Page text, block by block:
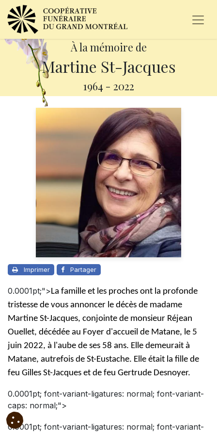
À la mémoire de
Martine St-Jacques
1964 - 2022
Imprimer Partager
0.0001pt;">La famille et les proches ont la profonde
tristesse de vous annoncer le décès de madame
Martine St-Jacques, conjointe de monsieur Réjean
Ouellet, décédée au Foyer d'accueil de Matane, le 5
juin 2022, à l'aube de ses 58 ans. Elle demeurait à
Matane, autrefois de St-Eustache. Elle était la fille de
feu Gilles St-Jacques et de feu Gertrude Desnoyer.
0.0001pt; font-variant-ligatures: normal; font-variant-
caps: normal;">
0.0001pt; font-variant-ligatures: normal; font-variant-